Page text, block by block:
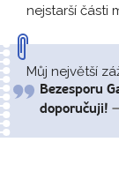
nejstarší části
Můj největší
Bezesporu
doporučuji!